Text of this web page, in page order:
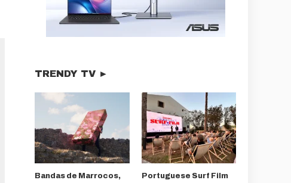
TRENDY TV ►
Bandas de Marrocos,
Portuguese Surf Film